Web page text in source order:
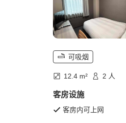
可吸烟
12.4 m² 2 人
客房设施
客房内可上网